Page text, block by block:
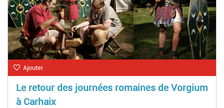
Ajouter
Le retour des journées romaines de Vorgium
à Carhaix